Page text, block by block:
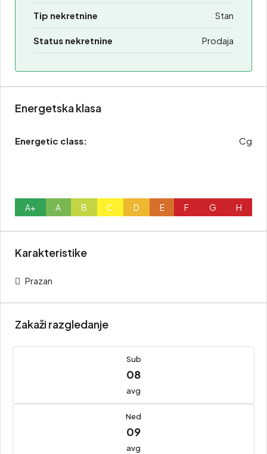
Tip nekretnine Stan
Status nekretnine Prodaja
Energetska klasa
Energetic class: Cg
A+ A B C D E F G H
Karakteristike
Prazan
Zakaži razgledanje
Sub
08
avg
Ned
09
avg